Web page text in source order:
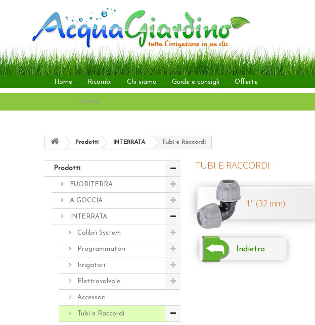
Home Ricambi Chi siamo Guide e consigli Offerte
Prodotti INTERRATA Tubi e Raccordi
Prodotti
FUORITERRA
A GOCCIA
INTERRATA
Colibrì System
Programmatori
Irrigatori
Elettrovalvole
Accessori
Tubi e Raccordi
TUBI E RACCORDI
1" (32 mm)
Indietro